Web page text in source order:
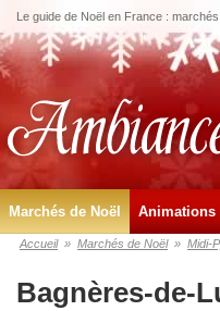
Le guide de Noël en France :
Marchés de Noël Animations
Accueil » Marchés de Noël » Midi-
Bagnères-de-